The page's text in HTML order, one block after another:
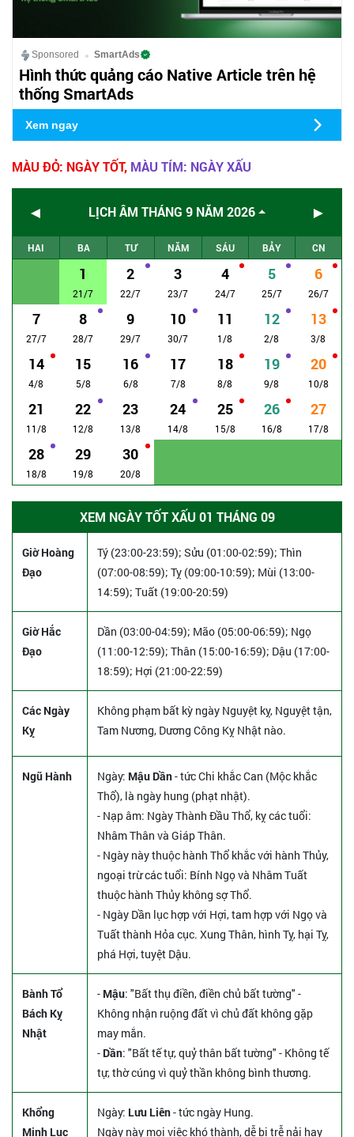
Sponsored SmartAds
Hình thức quảng cáo Native Article trên hệ
thống SmartAds
Xem ngay
MÀU ĐỎ: NGÀY TỐT, MÀU TÍM: NGÀY XẤU
◄ LỊCH ÂM THÁNG 9 NĂM 2026 ►
HAI BA TƯ NĂM SÁU BẢY CN
1
21/7
2
22/7
3
23/7
4
24/7
5
25/7
6
26/7
7
27/7
8
28/7
9
29/7
10
30/7
11
1/8
12
2/8
13
3/8
14
4/8
15
5/8
16
6/8
17
7/8
18
8/8
19
9/8
20
10/8
21
11/8
22
12/8
23
13/8
24
14/8
25
15/8
26
16/8
27
17/8
28
18/8
29
19/8
30
20/8
XEM NGÀY TỐT XẤU 01 THÁNG 09
Giờ Hoàng
Đạo
Tý (23:00-23:59); Sửu (01:00-02:59); Thìn
(07:00-08:59); Tỵ (09:00-10:59); Mùi (13:00-
14:59); Tuất (19:00-20:59)
Giờ Hắc
Đạo
Dần (03:00-04:59); Mão (05:00-06:59); Ngọ
(11:00-12:59); Thân (15:00-16:59); Dậu (17:00-
18:59); Hợi (21:00-22:59)
Các Ngày
Kỵ
Không phạm bất kỳ ngày Nguyệt kỵ, Nguyệt tận,
Tam Nương, Dương Công Kỵ Nhật nào.
Ngũ Hành Ngày: Mậu Dần- tức Chi khắc Can (Mộc khắc
Thổ), là ngày hung (phạt nhật).
- Nạp âm: Ngày Thành Đầu Thổ, kỵ các tuổi:
Nhâm Thân và Giáp Thân.
- Ngày này thuộc hành Thổ khắc với hành Thủy,
ngoại trừ các tuổi: Bính Ngọ và Nhâm Tuất
thuộc hành Thủy không sợ Thổ.
- Ngày Dần lục hợp với Hợi, tam hợp với Ngọ và
Tuất thành Hỏa cục. Xung Thân, hình Tỵ, hại Tỵ,
phá Hợi, tuyệt Dậu.
Bành Tổ
Bách Kỵ
Nhật
- Mậu: "Bất thụ điền, điền chủ bất tường" -
Không nhận ruộng đất vì chủ đất không gặp
may mắn.
- Dần: "Bất tế tự, quỷ thân bất tường" - Không tế
tự, thờ cúng vì quỷ thần không bình thương.
Khổng
Minh Lục
Ngày: Lưu Liên- tức ngày Hung.
Ngày này mọi việc khó thành, dễ bị trễ nải hay